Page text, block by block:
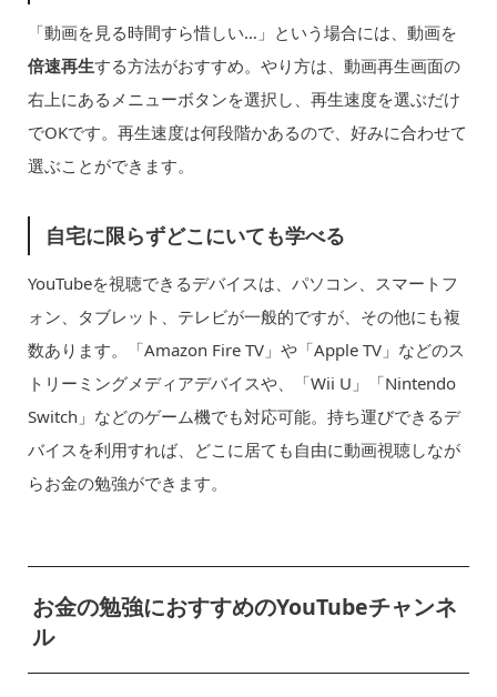
「動画を見る時間すら惜しい…」という場合には、動画を
倍速再生する方法がおすすめ。やり方は、動画再生画面の
右上にあるメニューボタンを選択し、再生速度を選ぶだけ
でOKです。再生速度は何段階かあるので、好みに合わせて
選ぶことができます。
自宅に限らずどこにいても学べる
YouTubeを視聴できるデバイスは、パソコン、スマートフ
ォン、タブレット、テレビが一般的ですが、その他にも複
数あります。「Amazon Fire TV」や「Apple TV」などのス
トリーミングメディアデバイスや、「Wii U」「Nintendo
Switch」などのゲーム機でも対応可能。持ち運びできるデ
バイスを利用すれば、どこに居ても自由に動画視聴しなが
らお金の勉強ができます。
お金の勉強におすすめのYouTubeチャンネ
ル